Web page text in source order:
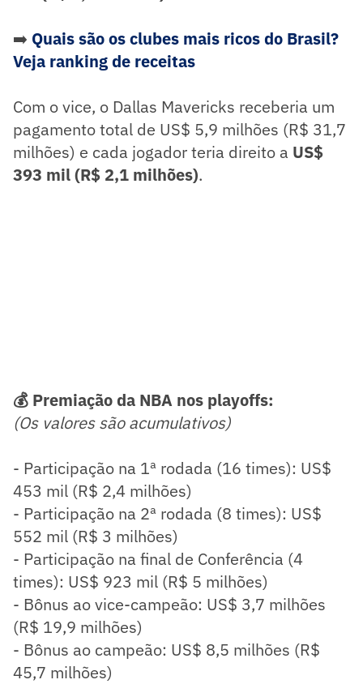
➡️ Quais são os clubes mais ricos do Brasil?
Veja ranking de receitas
Com o vice, o Dallas Mavericks receberia um
pagamento total de US$ 5,9 milhões (R$ 31,7
milhões) e cada jogador teria direito a US$
393 mil (R$ 2,1 milhões).
💰 Premiação da NBA nos playoffs:
(Os valores são acumulativos)
- Participação na 1ª rodada (16 times): US$
453 mil (R$ 2,4 milhões)
- Participação na 2ª rodada (8 times): US$
552 mil (R$ 3 milhões)
- Participação na final de Conferência (4
times): US$ 923 mil (R$ 5 milhões)
- Bônus ao vice-campeão: US$ 3,7 milhões
(R$ 19,9 milhões)
- Bônus ao campeão: US$ 8,5 milhões (R$
45,7 milhões)